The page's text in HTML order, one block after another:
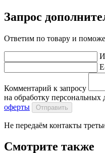
Запрос
Ответим по товару и
Комментарий к запросу
на обработку персональных
оферты
Отправить
Не передаём контакты
Смотрите также